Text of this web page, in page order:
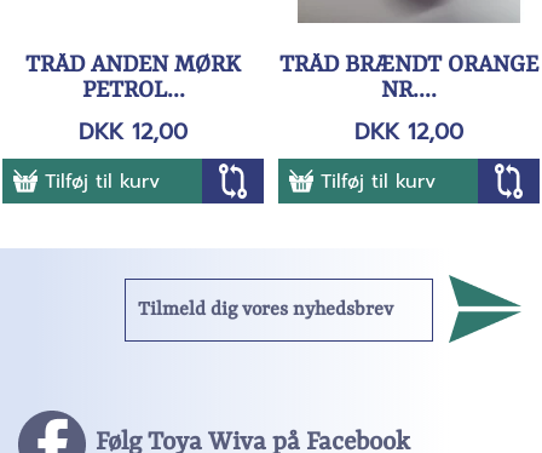
TRÅD ANDEN MØRK
PETROL...
DKK 12,00
Tilføj til kurv
TRÅD BRÆNDT ORANGE
NR....
DKK 12,00
Tilføj til kurv
Følg Toya Wiva på Facebook